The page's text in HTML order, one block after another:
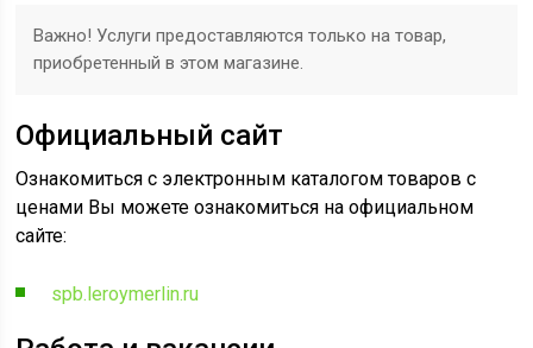
Важно! Услуги предоставляются только на товар,
приобретенный в этом магазине.
Официальный сайт
Ознакомиться с электронным каталогом товаров с
ценами Вы можете ознакомиться на официальном
сайте:
spb.leroymerlin.ru